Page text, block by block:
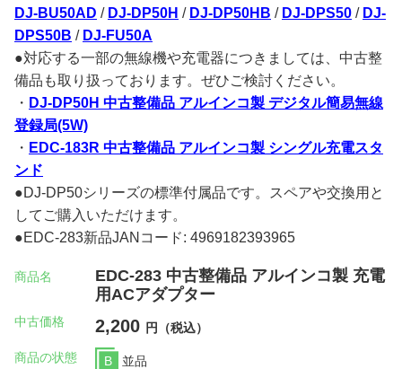
DJ-BU50AD / DJ-DP50H / DJ-DP50HB / DJ-DPS50 / DJ-
DPS50B / DJ-FU50A
●対応する一部の無線機や充電器につきましては、中古整
備品も取り扱っております。ぜひご検討ください。
・ DJ-DP50H 中古整備品 アルインコ製 デジタル簡易無線
登録局(5W)
・ EDC-183R 中古整備品 アルインコ製 シングル充電スタ
ンド
●DJ-DP50シリーズの標準付属品です。スペアや交換用と
してご購入いただけます。
●EDC-283新品JANコード: 4969182393965
商品名
EDC-283 中古整備品 アルインコ製 充電
用ACアダプター
中古価格 2,200 円（税込）
商品の状態 B
並品